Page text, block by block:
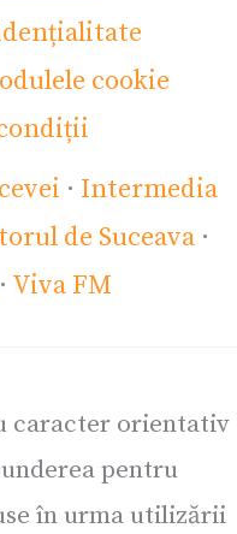
cookie
· Intermedia
de Suceava ·
· Viva FM
caracter orientativ
pentru
în urma utilizării